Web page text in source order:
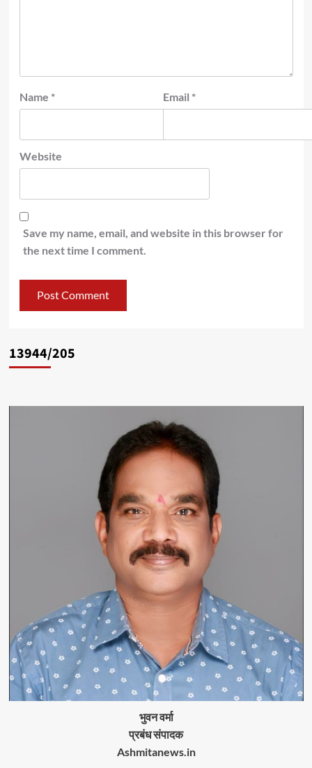
Name * Email *
Website
Save my name, email, and website in this browser for
the next time I comment.
13944/205
भुवन वर्मा
प्रबंध संपादक
Ashmitanews.in